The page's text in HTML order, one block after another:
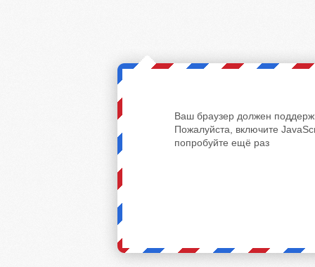
Ваш браузер должен
Пожалуйста, включите
попробуйте ещё раз